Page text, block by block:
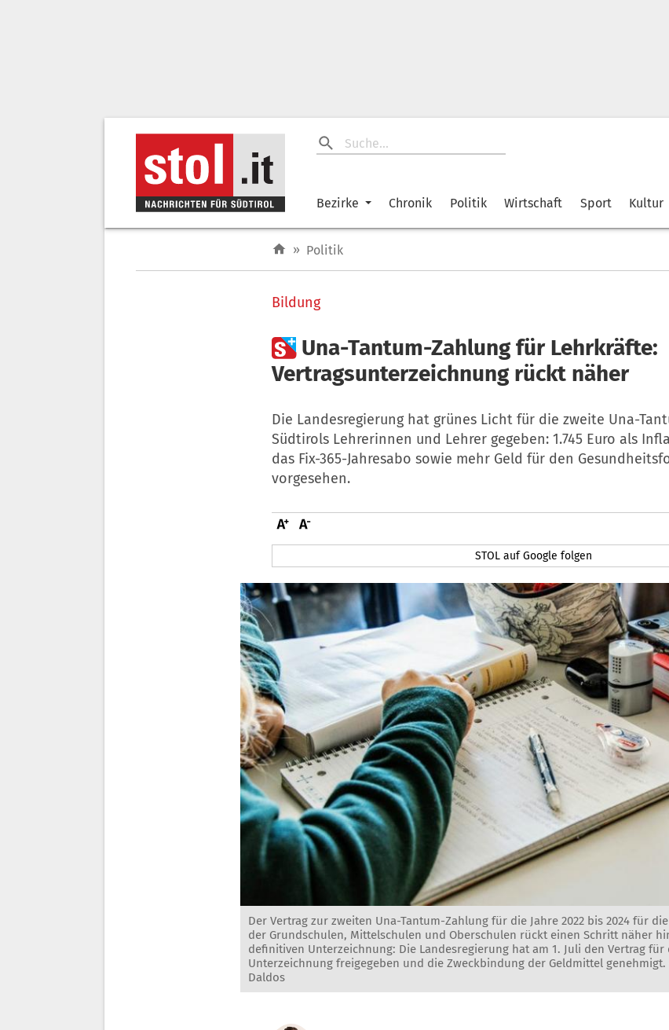
Bezirke Chronik Politik Wirtschaft Sport Kultur
» Politik
Bildung
 Una-Tantum-Zahlung für Lehrkräfte:
Vertragsunterzeichnung rückt näher
Die Landesregierung hat grünes Licht für die zweite Una-
Südtirols Lehrerinnen und Lehrer gegeben: 1.745 Euro als
das Fix-365-Jahresabo sowie mehr Geld für den
vorgesehen.
STOL auf Google folgen
Der Vertrag zur zweiten Una-Tantum-Zahlung für die Jahre 2022 bis 2024 für
der Grundschulen, Mittelschulen und Oberschulen rückt einen Schritt näher
definitiven Unterzeichnung: Die Landesregierung hat am 1. Juli den Vertrag
Unterzeichnung freigegeben und die Zweckbindung der Geldmittel genehmigt.
Daldos